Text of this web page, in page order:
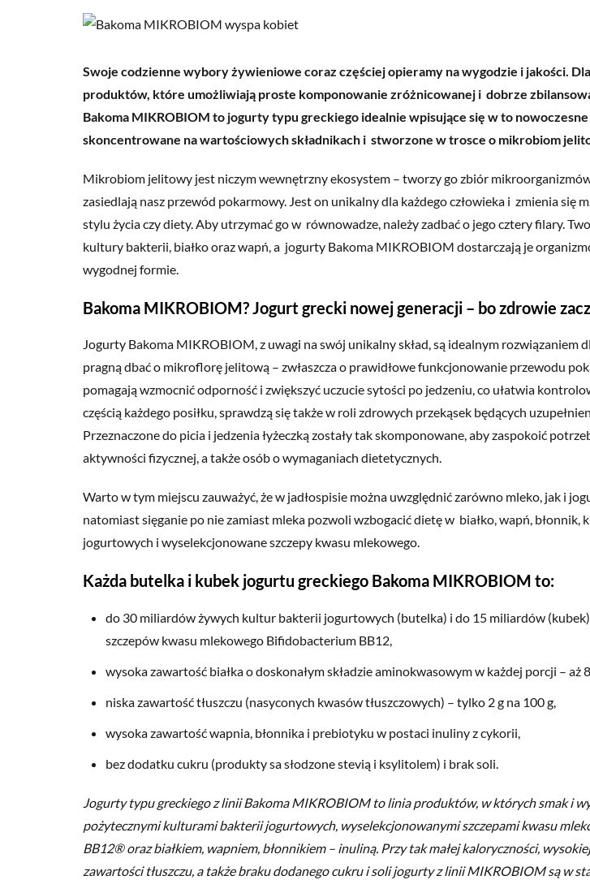
Swoje codzienne wybory żywieniowe coraz częściej opieramy na wygodzie i jakości.
produktów, które umożliwiają proste komponowanie zróżnicowanej i dobrze
Bakoma MIKROBIOM to jogurty typu greckiego idealnie wpisujące się w to
skoncentrowane na wartościowych składnikach i stworzone w trosce o mikrobiom
Mikrobiom jelitowy jest niczym wewnętrzny ekosystem – tworzy go zbiór
zasiedlają nasz przewód pokarmowy. Jest on unikalny dla każdego człowieka i zmienia się
stylu życia czy diety. Aby utrzymać go w równowadze, należy zadbać o jego cztery filary.
kultury bakterii, białko oraz wapń, a jogurty Bakoma MIKROBIOM dostarczają je
wygodnej formie.
Bakoma MIKROBIOM? Jogurt grecki nowej generacji – bo zdrowie
Jogurty Bakoma MIKROBIOM, z uwagi na swój unikalny skład, są idealnym rozwiązaniem
pragną dbać o mikroflorę jelitową – zwłaszcza o prawidłowe funkcjonowanie przewodu
pomagająwzmocnić odporność i zwiększyć uczucie sytości po jedzeniu, co ułatwia
częścią każdego posiłku, sprawdzą się także w roli zdrowych przekąsek będących
Przeznaczone do picia i jedzenia łyżeczką zostały tak skomponowane, aby zaspokoić
aktywności fizycznej, a także osób o wymaganiach dietetycznych.
Warto w tym miejscu zauważyć, że w jadłospisie można uwzględnić zarówno mleko, jak i
natomiast sięganie po nie zamiast mleka pozwoli wzbogacić dietę w białko, wapń, błonnik,
jogurtowych i wyselekcjonowane szczepy kwasu mlekowego.
Każda butelka i kubek jogurtu greckiego Bakoma MIKROBIOM to:
do 30 miliardów żywych kultur bakterii jogurtowych (butelka) i do 15 miliardów
szczepów kwasu mlekowego Bifidobacterium BB12,
wysoka zawartość białka o doskonałym składzie aminokwasowym w każdej porcji – aż
niska zawartość tłuszczu (nasyconych kwasów tłuszczowych) – tylko 2 g na 100 g,
wysoka zawartość wapnia, błonnika i prebiotyku w postaci inuliny z cykorii,
bez dodatku cukru (produkty sa słodzone stevią i ksylitolem) i brak soli.
Jogurty typu greckiego z linii Bakoma MIKROBIOM to linia produktów, w których smak i
pożytecznymi kulturami bakterii jogurtowych, wyselekcjonowanymi szczepami kwasu
BB12® oraz białkiem, wapniem, błonnikiem – inuliną. Przy tak małej kaloryczności,
zawartości tłuszczu, a także braku dodanego cukru i soli jogurty z linii MIKROBIOM są w